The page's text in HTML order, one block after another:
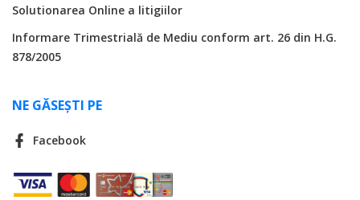
Solutionarea Online a litigiilor
Informare Trimestrială de Mediu conform art. 26 din H.G.
878/2005
NE GĂSEȘTI PE
Facebook